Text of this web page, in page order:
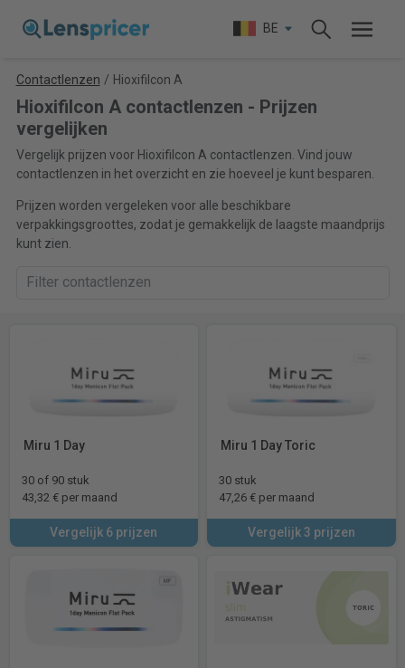
BE
Contactlenzen / Hioxifilcon A
Hioxifilcon A contactlenzen - Prijzen
vergelijken
Vergelijk prijzen voor Hioxifilcon A contactlenzen. Vind jouw
contactlenzen in het overzicht en zie hoeveel je kunt besparen.
Prijzen worden vergeleken voor alle beschikbare
verpakkingsgroottes, zodat je gemakkelijk de laagste maandprijs
kunt zien.
Miru 1 Day
30 of 90 stuk
43,32 € per maand
Vergelijk 6 prijzen
Miru 1 Day Toric
30 stuk
47,26 € per maand
Vergelijk 3 prijzen